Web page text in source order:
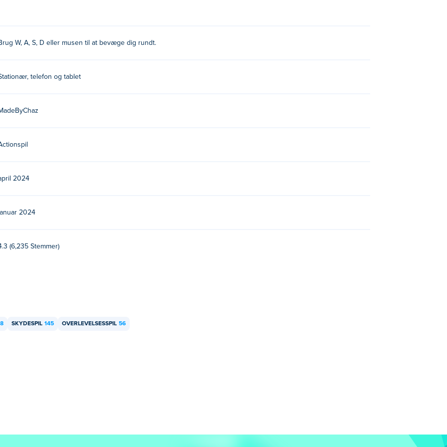
rundt!
mobile enheder som telefoner og tablets.
W, A, S, D eller musen til at bevæge dig rundt.
telefon og tablet
2024
2024
(6,235 Stemmer)
SKYDESPIL 145 OVERLEVELSESSPIL 56